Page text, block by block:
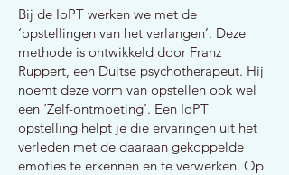
Bij de IoPT werken we met de
‘opstellingen van het verlangen’. Deze
methode is ontwikkeld door Franz
Ruppert, een Duitse psychotherapeut. Hij
noemt deze vorm van opstellen ook wel
een ‘Zelf-ontmoeting’. Een IoPT
opstelling helpt je die ervaringen uit het
verleden met de daaraan gekoppelde
emoties te erkennen en te verwerken. Op